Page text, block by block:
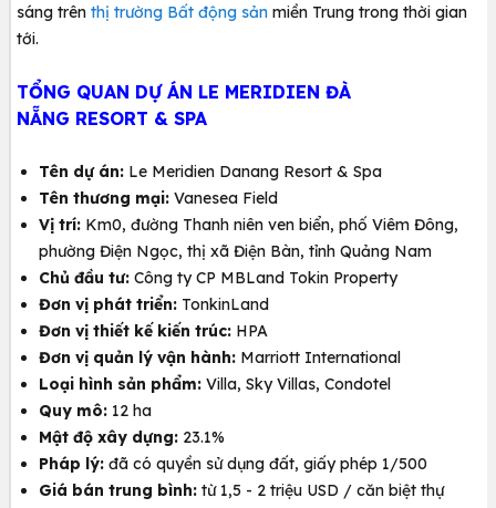
sáng trên thị trường Bất động sản miền Trung trong thời gian
tới.
TỔNG QUAN DỰ ÁN LE MERIDIEN ĐÀ
NẴNG RESORT & SPA
Tên dự án: Le Meridien Danang Resort & Spa
Tên thương mại: Vanesea Field
Vị trí: Km0, đường Thanh niên ven biển, phố Viêm Đông,
phường Điện Ngọc, thị xã Điện Bàn, tỉnh Quảng Nam
Chủ đầu tư: Công ty CP MBLand Tokin Property
Đơn vị phát triển: TonkinLand
Đơn vị thiết kế kiến trúc: HPA
Đơn vị quản lý vận hành: Marriott International
Loại hình sản phẩm: Villa, Sky Villas, Condotel
Quy mô: 12 ha
Mật độ xây dựng: 23.1%
Pháp lý: đã có quyền sử dụng đất, giấy phép 1/500
Giá bán trung bình: từ 1,5 - 2 triệu USD / căn biệt thự